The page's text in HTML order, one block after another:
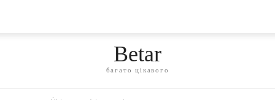
Betar
багато цікавого